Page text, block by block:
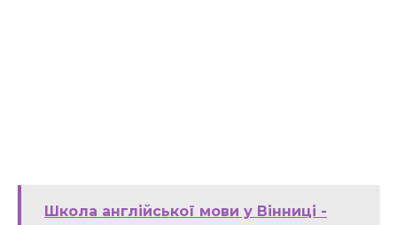
Школа англійської мови у Вінниці -